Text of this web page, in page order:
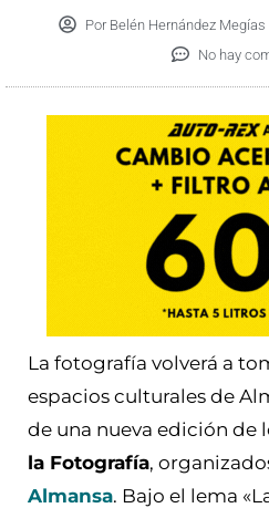
Por Belén Hernández Megías
No hay
La fotografía volverá a
espacios culturales de
de una nueva edición de
la Fotografía,
Almansa. Bajo el lema